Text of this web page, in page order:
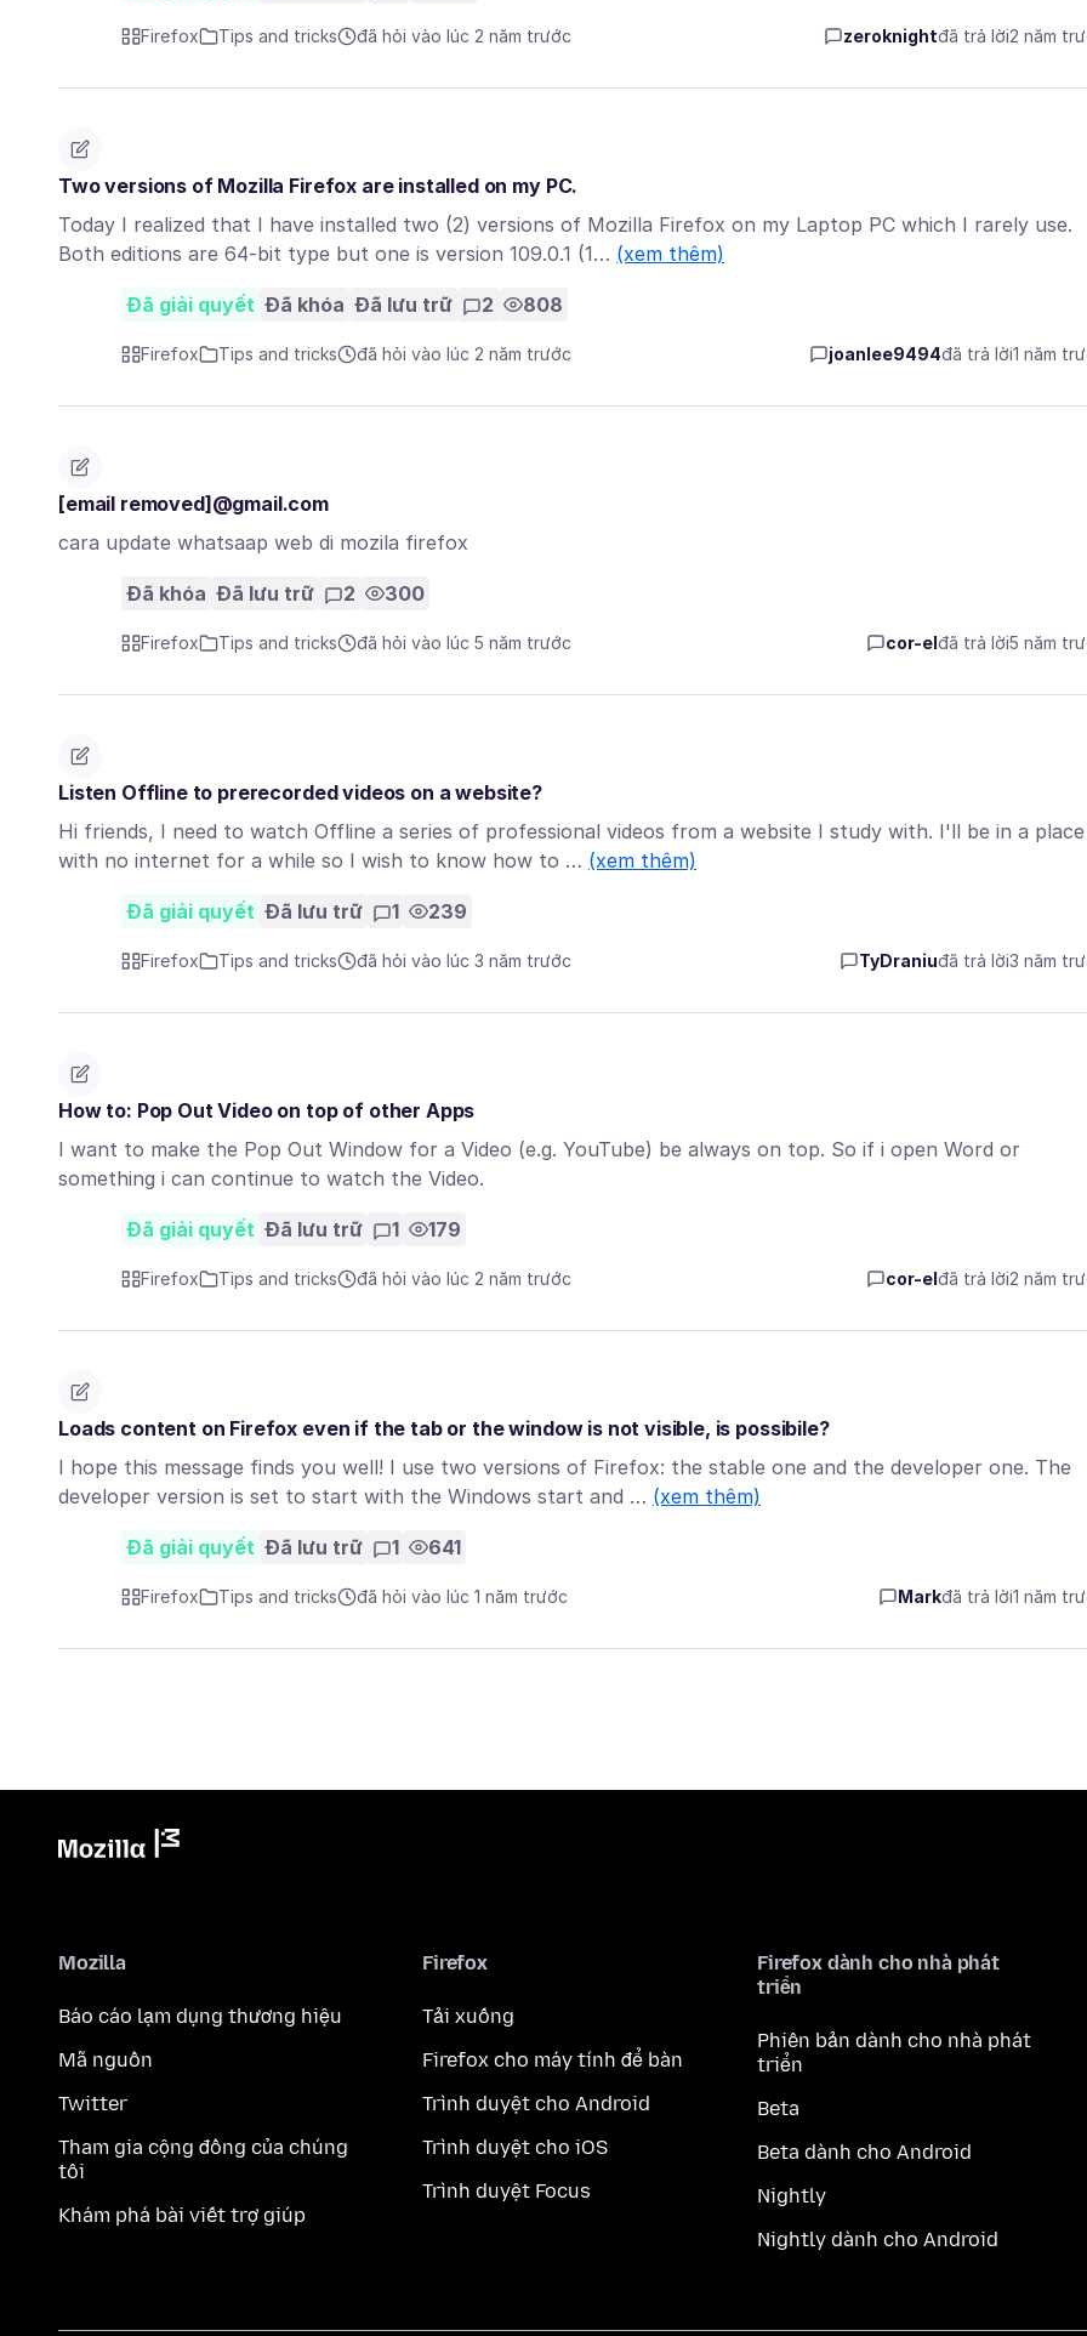
Firefox Tips and tricks đã hỏi vào lúc 2 năm trước zeroknightđã trả lời2 năm
Two versions of Mozilla Firefox are installed on my PC.
Today I realized that I have installed two (2) versions of Mozilla Firefox on my Laptop PC which I rarely use.
Both editions are 64-bit type but one is version 109.0.1 (1… (xem thêm)
Đã giải quyết Đã khóa Đã lưu trữ 2 808
Firefox Tips and tricks đã hỏi vào lúc 2 năm trước joanlee9494đã trả lời1 năm
[email removed]@gmail.com
cara update whatsaap web di mozila firefox
Đã khóa Đã lưu trữ 2 300
Firefox Tips and tricks đã hỏi vào lúc 5 năm trước cor-elđã trả lời5 năm
Listen Offline to prerecorded videos on a website?
Hi friends, I need to watch Offline a series of professional videos from a website I study with. I'll be in a place
with no internet for a while so I wish to know how to … (xem thêm)
Đã giải quyết Đã lưu trữ 1 239
Firefox Tips and tricks đã hỏi vào lúc 3 năm trước TyDraniuđã trả lời3 năm
How to: Pop Out Video on top of other Apps
I want to make the Pop Out Window for a Video (e.g. YouTube) be always on top. So if i open Word or
something i can continue to watch the Video.
Đã giải quyết Đã lưu trữ 1 179
Firefox Tips and tricks đã hỏi vào lúc 2 năm trước cor-elđã trả lời2 năm
Loads content on Firefox even if the tab or the window is not visible, is possibile?
I hope this message finds you well! I use two versions of Firefox: the stable one and the developer one. The
developer version is set to start with the Windows start and … (xem thêm)
Đã giải quyết Đã lưu trữ 1 641
Firefox Tips and tricks đã hỏi vào lúc 1 năm trước Markđã trả lời1 năm
Mozilla
Báo cáo lạm dụng thương hiệu
Mã nguồn
Twitter
Tham gia cộng đồng của chúng
tôi
Khám phá bài viết trợ giúp
Firefox
Tải xuống
Firefox cho máy tính để bàn
Trình duyệt cho Android
Trình duyệt cho iOS
Trình duyệt Focus
Firefox dành cho nhà phát
triển
Phiên bản dành cho nhà phát
triển
Beta
Beta dành cho Android
Nightly
Nightly dành cho Android